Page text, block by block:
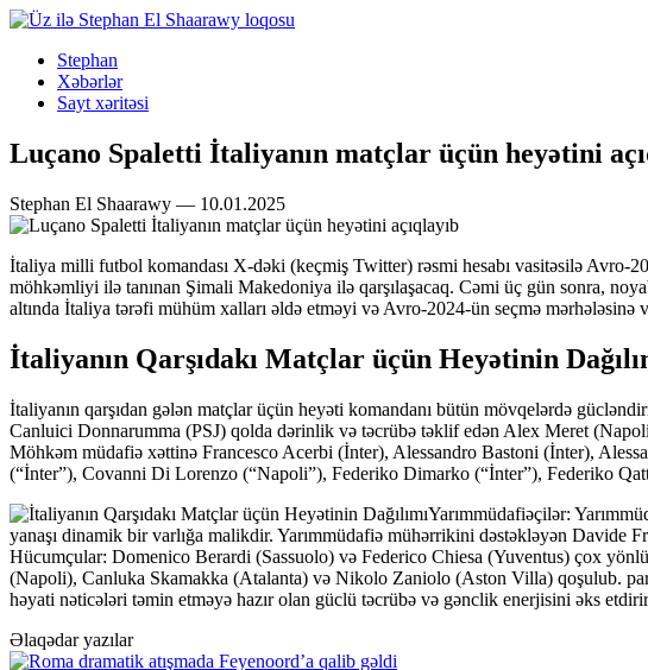
Stephan
Xəbərlər
Sayt xəritəsi
Luçano Spaletti İtaliyanın matçlar üçün heyətini
Stephan El Shaarawy — 10.01.2025
İtaliya milli futbol komandası X-dəki (keçmiş Twitter) rəsmi hesabı vasitəsilə Avro-
möhkəmliyi ilə tanınan Şimali Makedoniya ilə qarşılaşacaq. Cəmi üç gün sonra,
altında İtaliya tərəfi mühüm xalları əldə etməyi və Avro-2024-ün seçmə
İtaliyanın Qarşıdakı Matçlar üçün Heyətinin
İtaliyanın qarşıdan gələn matçlar üçün heyəti komandanı bütün mövqelərdə
Canluici Donnarumma (PSJ) qolda dərinlik və təcrübə təklif edən Alex Meret
Möhkəm müdafiə xəttinə Francesco Acerbi (İnter), Alessandro Bastoni (İnter),
(“İnter”), Covanni Di Lorenzo (“Napoli”), Federiko Dimarko (“İnter”), Federiko
Yarımmüdafiəçilər:
yanaşı dinamik bir varlığa malikdir. Yarımmüdafiə mühərrikini dəstəkləyən Davide
Hücumçular: Domenico Berardi (Sassuolo) və Federico Chiesa (Yuventus) çox
(Napoli), Canluka Skamakka (Atalanta) və Nikolo Zaniolo (Aston Villa) qoşulub.
həyati nəticələri təmin etməyə hazır olan güclü təcrübə və gənclik enerjisini əks
Əlaqədar yazılar